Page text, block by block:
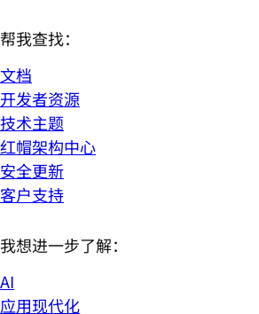
帮我查找：
文档
开发者资源
技术主题
红帽架构中心
安全更新
客户支持
我想进一步了解：
AI
应用现代化